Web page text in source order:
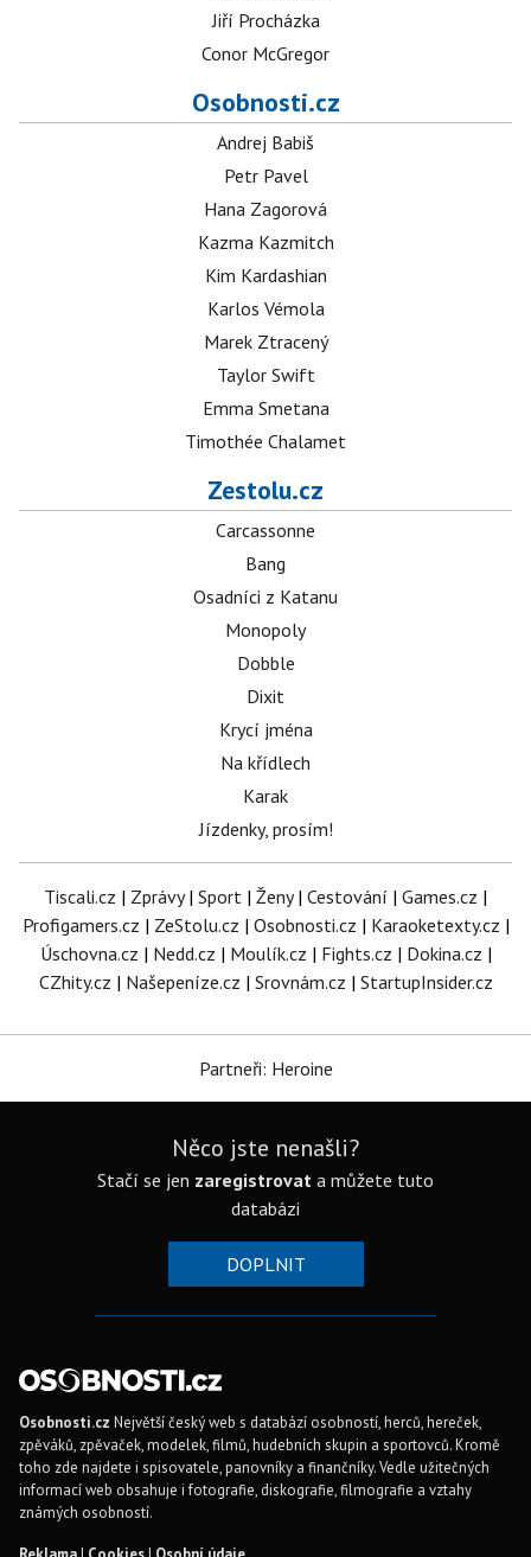
Jiří Procházka
Conor McGregor
Osobnosti.cz
Andrej Babiš
Petr Pavel
Hana Zagorová
Kazma Kazmitch
Kim Kardashian
Karlos Vémola
Marek Ztracený
Taylor Swift
Emma Smetana
Timothée Chalamet
Zestolu.cz
Carcassonne
Bang
Osadníci z Katanu
Monopoly
Dobble
Dixit
Krycí jména
Na křídlech
Karak
Jízdenky, prosím!
Tiscali.cz | Zprávy| Sport | Ženy| Cestování | Games.cz |
Profigamers.cz | ZeStolu.cz | Osobnosti.cz | Karaoketexty.cz |
Úschovna.cz | Nedd.cz | Moulík.cz | Fights.cz | Dokina.cz |
CZhity.cz | Našepeníze.cz | Srovnám.cz | StartupInsider.cz
Partneři: Heroine
Něco jste nenašli?
Stačí se jen zaregistrovat a můžete tuto
databázi
DOPLNIT
Osobnosti.cz Největší český web s databází osobností, herců, hereček,
zpěváků, zpěvaček, modelek, filmů, hudebních skupin a sportovců. Kromě
toho zde najdete i spisovatele, panovníky a finančníky. Vedle užitečných
informací web obsahuje i fotografie, diskografie, filmografie a vztahy
známých osobností.